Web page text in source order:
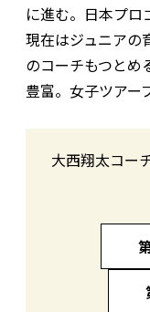
に進む。日本プロ
現在はジュニアの
のコーチもつとめ
豊富。女子ツアー
大西翔太コー